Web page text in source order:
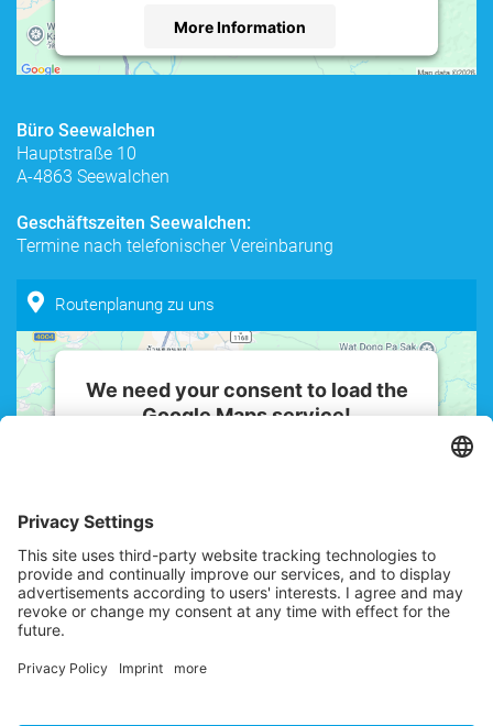
More Information
powered by
Büro Seewalchen
Hauptstraße 10
A-4863 Seewalchen
Geschäftszeiten Seewalchen:
Termine nach telefonischer Vereinbarung
Routenplanung zu uns
We need your consent to load the
Google Maps service!
details and accept the service to see
this map.